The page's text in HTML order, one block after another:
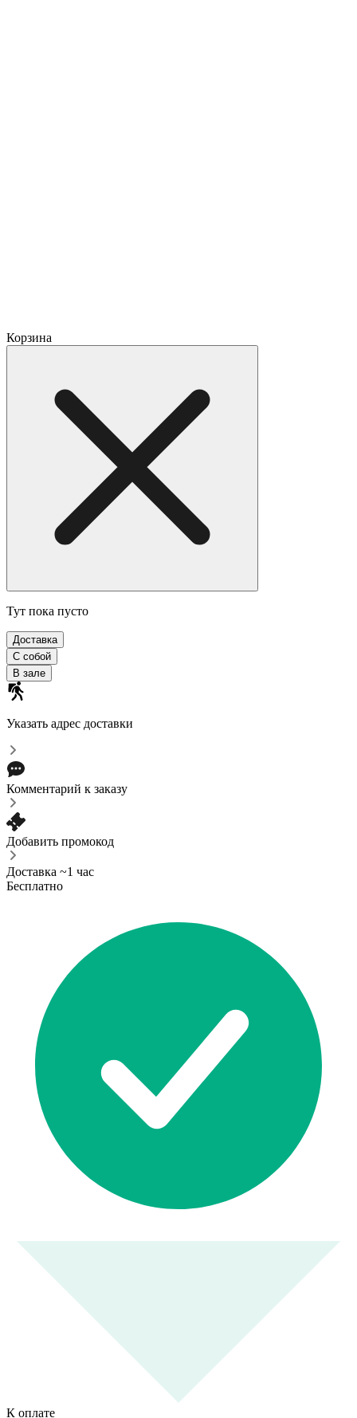
Корзина
Тут пока пусто
Доставка
С собой
В зале
Указать адрес доставки
Комментарий к заказу
Добавить промокод
Доставка ~1 час
Бесплатно
К оплате